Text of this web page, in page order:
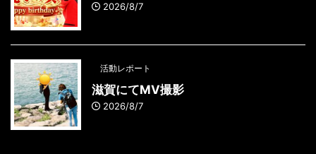
2026/8/7
活動レポート
滋賀にてMV撮影
2026/8/7